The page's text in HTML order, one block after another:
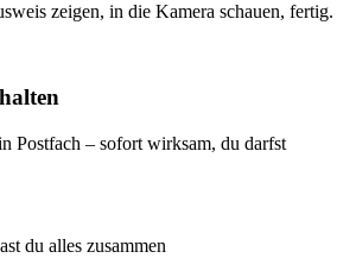
zeigen, in die Kamera schauen, fertig.
Postfach – sofort wirksam, du darfst
du alles zusammen